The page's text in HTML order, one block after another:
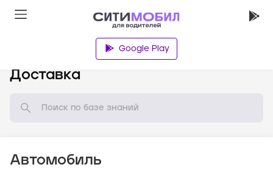
Google Play
Доставка
Автомобиль